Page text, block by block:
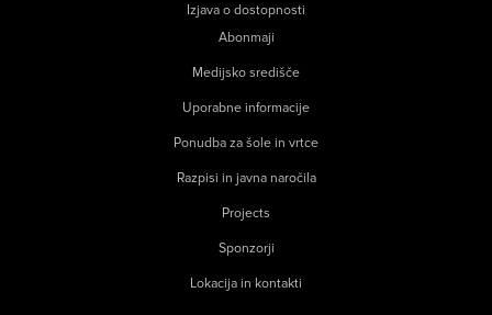
Izjava o dostopnosti
Abonmaji
Medijsko središče
Uporabne informacije
Ponudba za šole in vrtce
Razpisi in javna naročila
Projects
Sponzorji
Lokacija in kontakti